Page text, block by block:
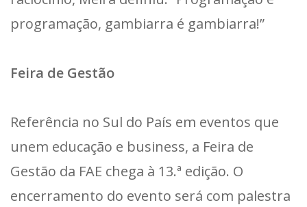
programação, gambiarra é gambiarra!”
Feira de Gestão
Referência no Sul do País em eventos que
unem educação e business, a Feira de
Gestão da FAE chega à 13.ª edição. O
encerramento do evento será com palestra